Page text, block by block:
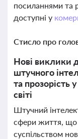
посиланнями та
доступні у
Стисло про
Нові виклики
штучного
та прозорість
світі
Штучний
сфери життя, що
суспільством